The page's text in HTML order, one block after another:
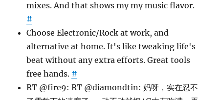
mixes. And that shows my my music flavor.
#
Choose Electronic/Rock at work, and
alternative at home. It's like tweaking life's
beat without any extra efforts. Great tools
free hands. #
RT @fire9: RT @diamondtin: 妈呀，实在忍不